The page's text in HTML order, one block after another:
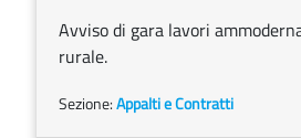
Avviso di gara lavori
rurale.
Sezione:Appalti e Contratti